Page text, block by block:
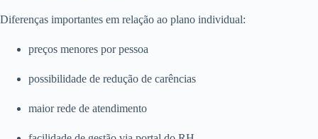
Diferenças importantes em relação ao plano individual:
preços menores por pessoa
possibilidade de redução de carências
maior rede de atendimento